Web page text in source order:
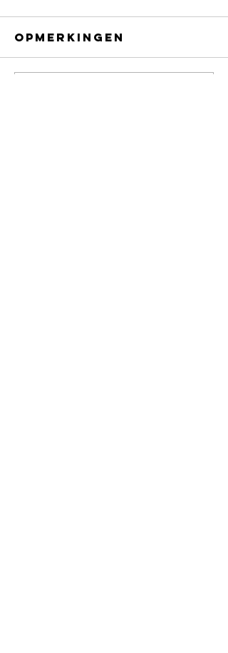
Opmerkingen